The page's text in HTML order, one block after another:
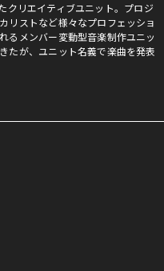
クリエイティブユニット。プロジ
リストなど様々なプロフェッショ
るメンバー変動型音楽制作ユニッ
たが、ユニット名義で楽曲を発表